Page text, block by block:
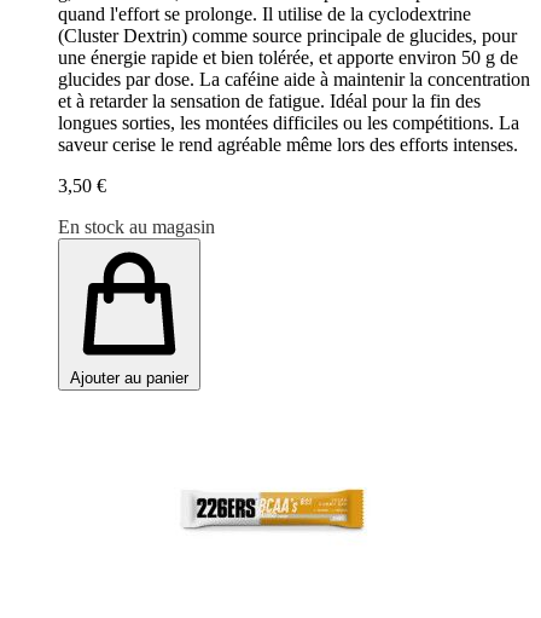
quand l'effort se prolonge. Il utilise de la cyclodextrine
(Cluster Dextrin) comme source principale de glucides, pour
une énergie rapide et bien tolérée, et apporte environ 50 g de
glucides par dose. La caféine aide à maintenir la concentration
et à retarder la sensation de fatigue. Idéal pour la fin des
longues sorties, les montées difficiles ou les compétitions. La
saveur cerise le rend agréable même lors des efforts intenses.
3,50 €
En stock au magasin
Ajouter au panier